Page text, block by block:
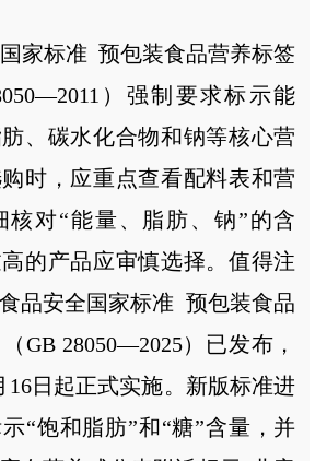
标准 预包装食品营养标签
）强制要求标示能
、碳水化合物和钠等核心营
时，应重点查看配料表和营
核对“能量、脂肪、钠”的含
的产品应审慎选择。值得注
品安全国家标准 预包装食品
GB 28050—2025）已发布，
16日起正式实施。新版标准进
“饱和脂肪”和“糖”含量，并